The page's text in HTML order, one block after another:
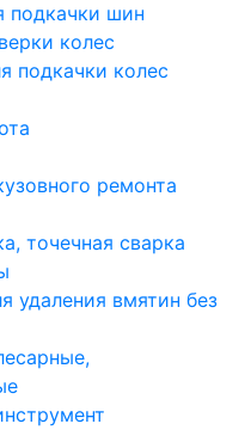
подкачки шин
колес
подкачки колес
ремонта
точечная сварка
удаления вмятин без